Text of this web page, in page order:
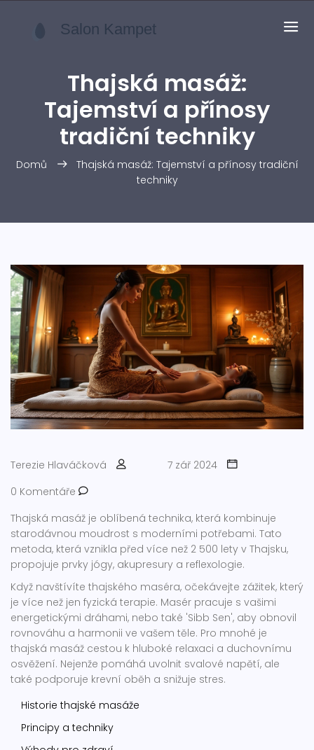
Thajská masáž:
Tajemství a přínosy
tradiční techniky
Domů
Thajská masáž: Tajemství a přínosy tradiční
techniky
Terezie Hlaváčková
7 zář 2024
0 Komentáře
Thajská masáž je oblíbená technika, která kombinuje
starodávnou moudrost s moderními potřebami. Tato
metoda, která vznikla před více než 2 500 lety v Thajsku,
propojuje prvky jógy, akupresury a reflexologie.
Když navštívíte thajského maséra, očekávejte zážitek, který
je více než jen fyzická terapie. Masér pracuje s vašimi
energetickými dráhami, nebo také 'Sibb Sen', aby obnovil
rovnováhu a harmonii ve vašem těle. Pro mnohé je
thajská masáž cestou k hluboké relaxaci a duchovnímu
osvěžení. Nejenže pomáhá uvolnit svalové napětí, ale
také podporuje krevní oběh a snižuje stres.
Historie thajské masáže
Principy a techniky